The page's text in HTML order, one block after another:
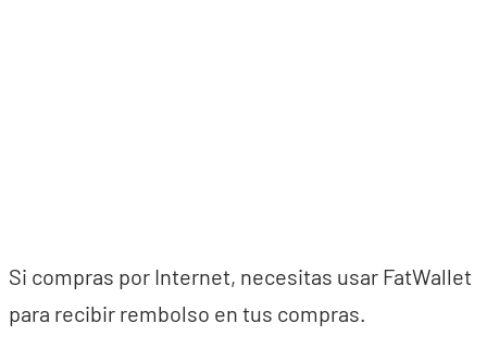
Si compras por Internet, necesitas usar FatWallet
para recibir rembolso en tus compras.